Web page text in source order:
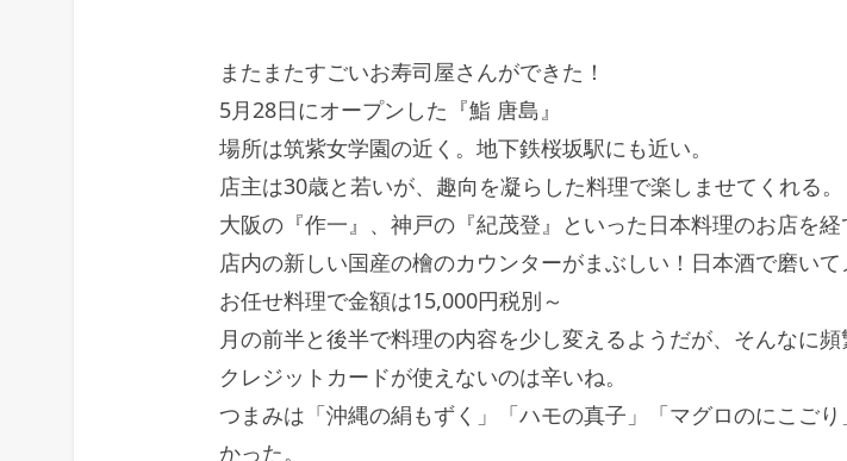
またまたすごいお寿司屋さんができた！
5月28日にオープンした『鮨 唐島』
場所は筑紫女学園の近く。地下鉄桜坂駅にも近い。
店主は30歳と若いが、趣向を凝らした料理で楽しませてくれる。
大阪の『作一』、神戸の『紀茂登』といった日本料理のお店を
店内の新しい国産の檜のカウンターがまぶしい！日本酒で磨いて
お任せ料理で金額は15,000円税別～
月の前半と後半で料理の内容を少し変えるようだが、そんなに
クレジットカードが使えないのは辛いね。
つまみは「沖縄の絹もずく」「ハモの真子」「マグロのにこご
かった。